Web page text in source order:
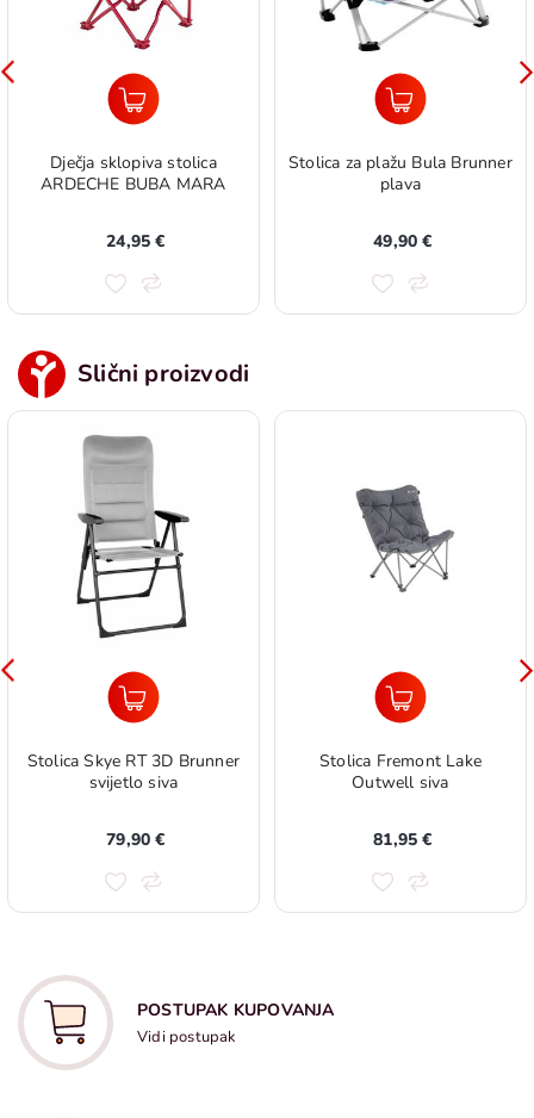
Dječja sklopiva stolica
ARDECHE BUBA MARA
24,95 €
Stolica za plažu Bula Brunner
plava
49,90 €
Slični proizvodi
Stolica Skye RT 3D Brunner
svijetlo siva
79,90 €
Stolica Fremont Lake
Outwell siva
81,95 €
POSTUPAK KUPOVANJA
Vidi postupak